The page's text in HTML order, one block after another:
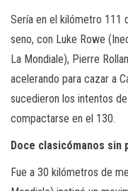
Sería en el kilómetro 111
seno, con Luke Rowe
La Mondiale), Pierre
acelerando para cazar a
sucedieron los intentos
compactarse en el 130.
Doce clasicómanos sin
Fue a 30 kilómetros de